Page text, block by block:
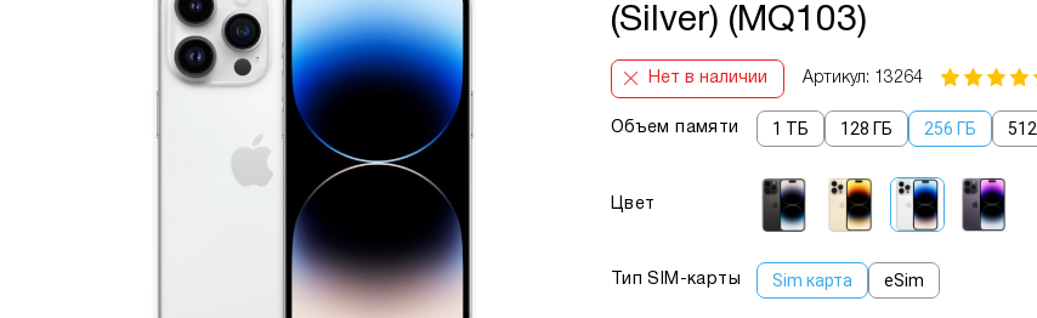
(Silver) (MQ103)
Нет в наличии Артикул: 13264
Объем памяти 1 TБ 128 ГБ 256 ГБ
Цвет
Тип SIM-карты Sim карта eSim